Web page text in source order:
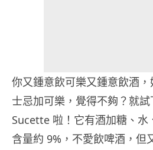
你又鍾意飲可樂又鍾意飲酒
士忌加可樂，覺得不夠？就
Sucette 啦！它有酒加糖、水
含量約 9%，不愛飲啤酒，但